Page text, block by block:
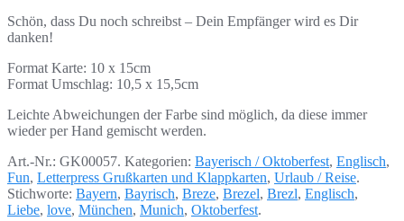
Schön, dass Du noch schreibst – Dein Empfänger wird es Dir
danken!
Format Karte: 10 x 15cm
Format Umschlag: 10,5 x 15,5cm
Leichte Abweichungen der Farbe sind möglich, da diese immer
wieder per Hand gemischt werden.
Art.-Nr.: GK00057. Kategorien: Bayerisch / Oktoberfest, Englisch,
Fun, Letterpress Grußkarten und Klappkarten, Urlaub / Reise.
Stichworte: Bayern, Bayrisch, Breze, Brezel, Brezl, Englisch,
Liebe, love, München, Munich, Oktoberfest.